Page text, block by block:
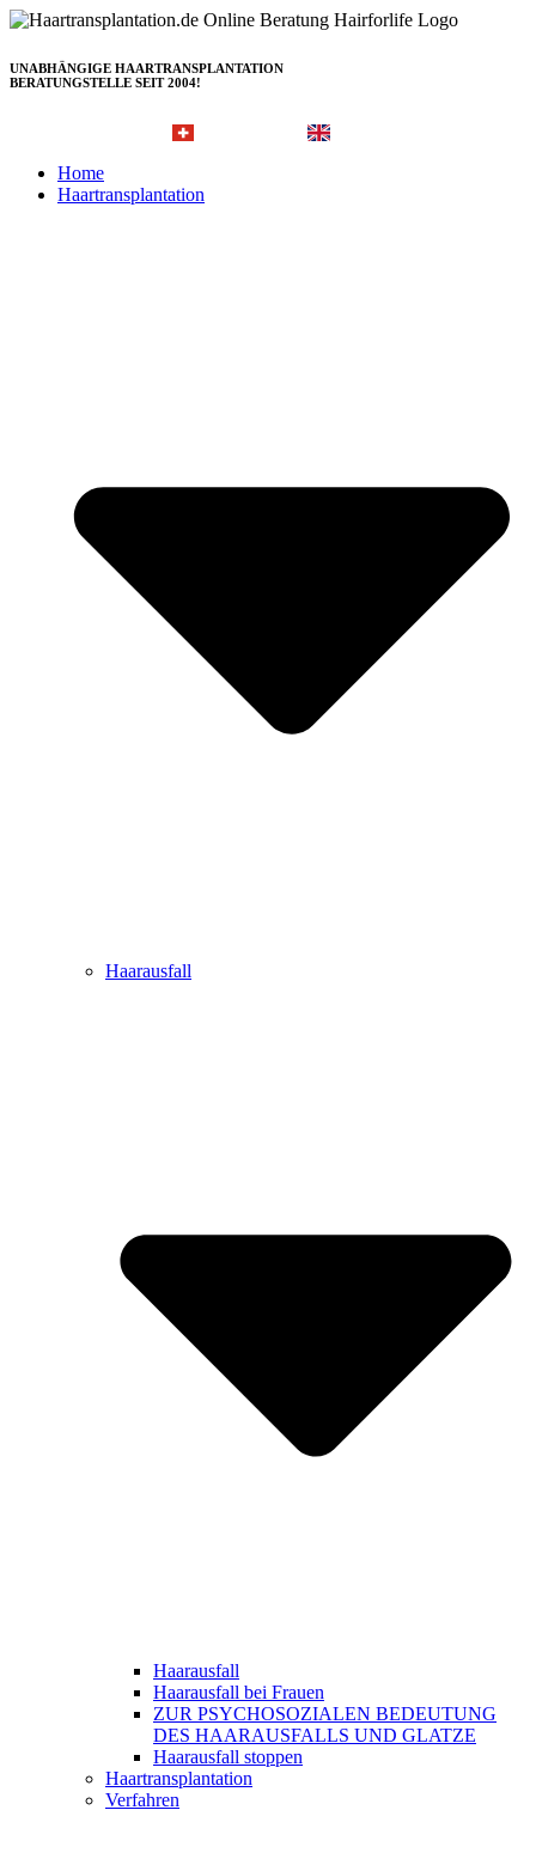
Zum
springen
UNABHÄNGIGE HAARTRANSPLANTATION
BERATUNGSTELLE SEIT 2004!
Home
Haartransplantation
Haarausfall
Haarausfall
Haarausfall bei Frauen
ZUR PSYCHOSOZIALEN BEDEUTUNG
DES HAARAUSFALLS UND GLATZE
Haarausfall stoppen
Haartransplantation
Verfahren